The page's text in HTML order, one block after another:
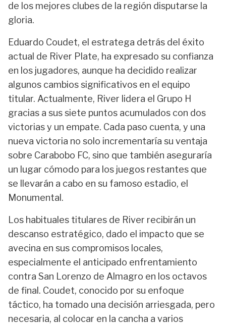
de los mejores clubes de la región disputarse la
gloria.
Eduardo Coudet, el estratega detrás del éxito
actual de River Plate, ha expresado su confianza
en los jugadores, aunque ha decidido realizar
algunos cambios significativos en el equipo
titular. Actualmente, River lidera el Grupo H
gracias a sus siete puntos acumulados con dos
victorias y un empate. Cada paso cuenta, y una
nueva victoria no solo incrementaría su ventaja
sobre Carabobo FC, sino que también aseguraría
un lugar cómodo para los juegos restantes que
se llevarán a cabo en su famoso estadio, el
Monumental.
Los habituales titulares de River recibirán un
descanso estratégico, dado el impacto que se
avecina en sus compromisos locales,
especialmente el anticipado enfrentamiento
contra San Lorenzo de Almagro en los octavos
de final. Coudet, conocido por su enfoque
táctico, ha tomado una decisión arriesgada, pero
necesaria, al colocar en la cancha a varios